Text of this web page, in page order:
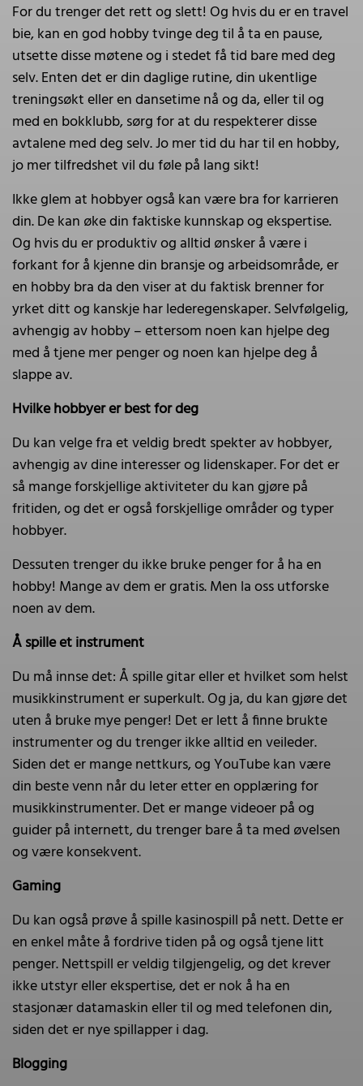
For du trenger det rett og slett! Og hvis du er en travel
bie, kan en god hobby tvinge deg til å ta en pause,
utsette disse møtene og i stedet få tid bare med deg
selv. Enten det er din daglige rutine, din ukentlige
treningsøkt eller en dansetime nå og da, eller til og
med en bokklubb, sørg for at du respekterer disse
avtalene med deg selv. Jo mer tid du har til en hobby,
jo mer tilfredshet vil du føle på lang sikt!
Ikke glem at hobbyer også kan være bra for karrieren
din. De kan øke din faktiske kunnskap og ekspertise.
Og hvis du er produktiv og alltid ønsker å være i
forkant for å kjenne din bransje og arbeidsområde, er
en hobby bra da den viser at du faktisk brenner for
yrket ditt og kanskje har lederegenskaper. Selvfølgelig,
avhengig av hobby – ettersom noen kan hjelpe deg
med å tjene mer penger og noen kan hjelpe deg å
slappe av.
Hvilke hobbyer er best for deg
Du kan velge fra et veldig bredt spekter av hobbyer,
avhengig av dine interesser og lidenskaper. For det er
så mange forskjellige aktiviteter du kan gjøre på
fritiden, og det er også forskjellige områder og typer
hobbyer.
Dessuten trenger du ikke bruke penger for å ha en
hobby! Mange av dem er gratis. Men la oss utforske
noen av dem.
Å spille et instrument
Du må innse det: Å spille gitar eller et hvilket som helst
musikkinstrument er superkult. Og ja, du kan gjøre det
uten å bruke mye penger! Det er lett å finne brukte
instrumenter og du trenger ikke alltid en veileder.
Siden det er mange nettkurs, og YouTube kan være
din beste venn når du leter etter en opplæring for
musikkinstrumenter. Det er mange videoer på og
guider på internett, du trenger bare å ta med øvelsen
og være konsekvent.
Gaming
Du kan også prøve å spille kasinospill på nett. Dette er
en enkel måte å fordrive tiden på og også tjene litt
penger. Nettspill er veldig tilgjengelig, og det krever
ikke utstyr eller ekspertise, det er nok å ha en
stasjonær datamaskin eller til og med telefonen din,
siden det er nye spillapper i dag.
Blogging